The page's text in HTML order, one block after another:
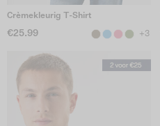
Crèmekleurig T-Shirt
€25.99 +3